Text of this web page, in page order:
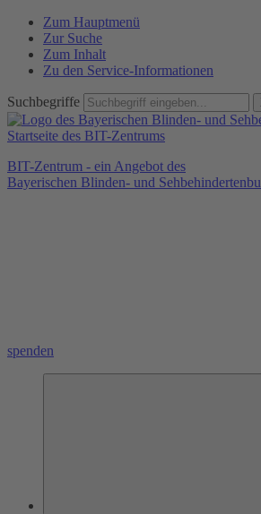
Zum Hauptmenü
Zur Suche
Zum Inhalt
Zu den Service-Informationen
Suchbegriffe
BIT-Zentrum - ein Angebot des
Bayerischen Blinden- und
spenden